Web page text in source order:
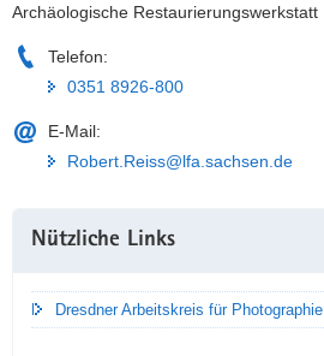
Archäologische Restaurierungswerkstatt
Telefon:
0351 8926-800
E-Mail:
Robert.Reiss@lfa.sachsen.de
Information
Nützliche Links
Dresdner Arbeitskreis für Photographie